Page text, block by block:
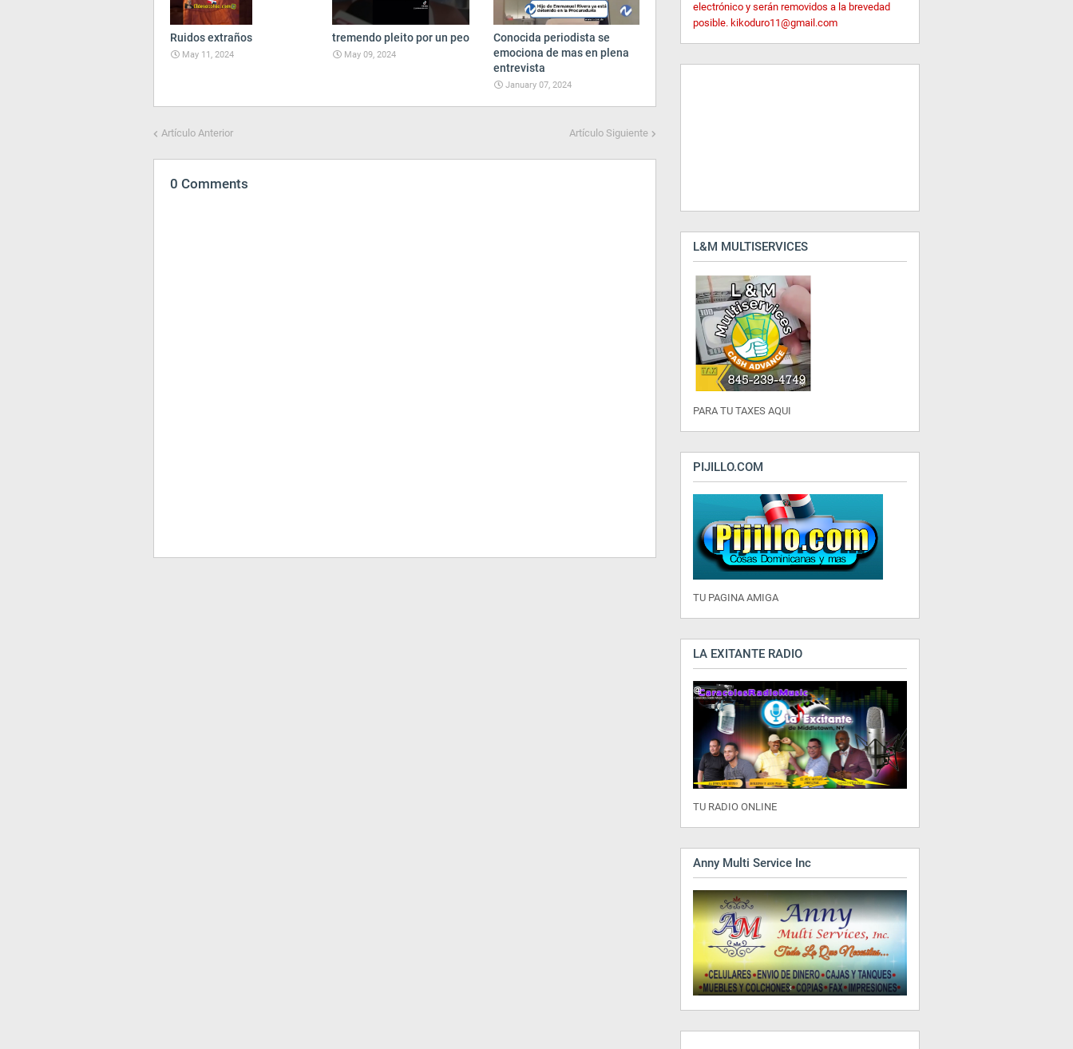
Ruidos extraños
May 11, 2024
tremendo pleito por un peo
May 09, 2024
Conocida periodista se
emociona de mas en plena
entrevista
January 07, 2024
Artículo Anterior Artículo Siguiente
0 Comments
electrónico y serán removidos a la brevedad
posible. kikoduro11@gmail.com
L&M MULTISERVICES
PARA TU TAXES AQUI
PIJILLO.COM
TU PAGINA AMIGA
LA EXITANTE RADIO
TU RADIO ONLINE
Anny Multi Service Inc